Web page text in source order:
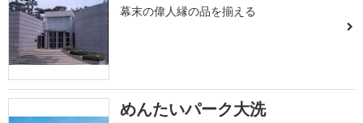
幕末の偉人縁の品を揃える
めんたいパーク大洗